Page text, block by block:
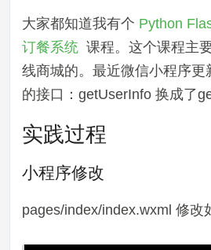
大家都知道我有个 Python
订餐系统 课程。这个课程主
线商城的。最近微信小程序更
的接口：getUserInfo 换成了
实践过程
小程序修改
pages/index/index.wxml 修改